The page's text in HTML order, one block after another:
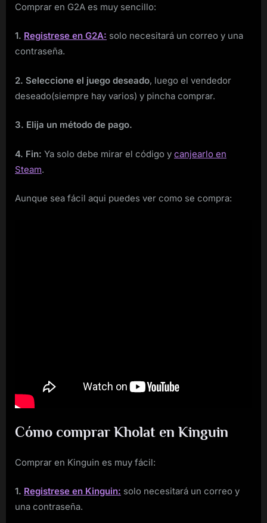
Comprar en G2A es muy sencillo:
1. Registrese en G2A: solo necesitará un correo y una
contraseña.
2. Seleccione el juego deseado, luego el vendedor
deseado(siempre hay varios) y pincha comprar.
3. Elija un método de pago.
4. Fin: Ya solo debe mirar el código y canjearlo en
Steam.
Aunque sea fácil aqui puedes ver como se compra:
Cómo comprar Kholat en Kinguin
Comprar en Kinguin es muy fácil:
1. Registrese en Kinguin: solo necesitará un correo y
una contraseña.